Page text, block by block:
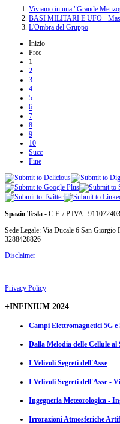
Viviamo in una "Grande
BASI MILITARI E UFO -
L'Ombra del Gruppo
Inizio
Prec
1
2
3
4
5
6
7
8
9
10
Succ
Fine
Spazio Tesla - C.F. / P.IVA :
Sede Legale: Via Ducale 6 San
3288428826
Disclaimer
Privacy Policy
+INFINIUM 2024
Campi Elettromagnetici 5G e
Dalla Melodia delle Cellule
I Velivoli Segreti dell'Asse
I Velivoli Segreti dell'Asse -
Ingegneria Meteorologica -
Irrorazioni Atmosferiche